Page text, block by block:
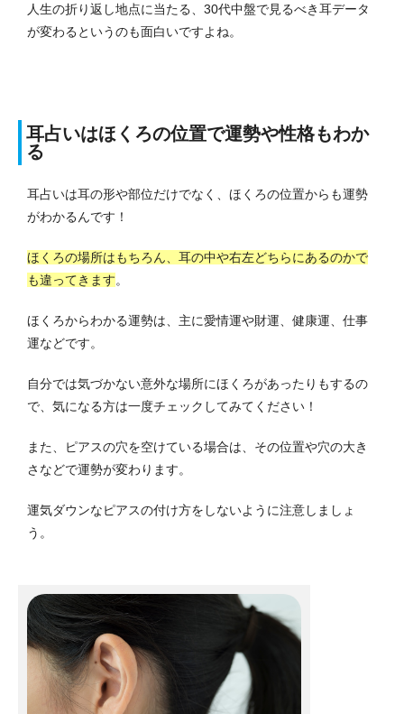
人生の折り返し地点に当たる、30代中盤で見るべき耳データ
が変わるというのも面白いですよね。
耳占いはほくろの位置で運勢や性格もわか
る
耳占いは耳の形や部位だけでなく、ほくろの位置からも運勢
がわかるんです！
ほくろの場所はもちろん、耳の中や右左どちらにあるのかで
も違ってきます。
ほくろからわかる運勢は、主に愛情運や財運、健康運、仕事
運などです。
自分では気づかない意外な場所にほくろがあったりもするの
で、気になる方は一度チェックしてみてください！
また、ピアスの穴を空けている場合は、その位置や穴の大き
さなどで運勢が変わります。
運気ダウンなピアスの付け方をしないように注意しましょ
う。